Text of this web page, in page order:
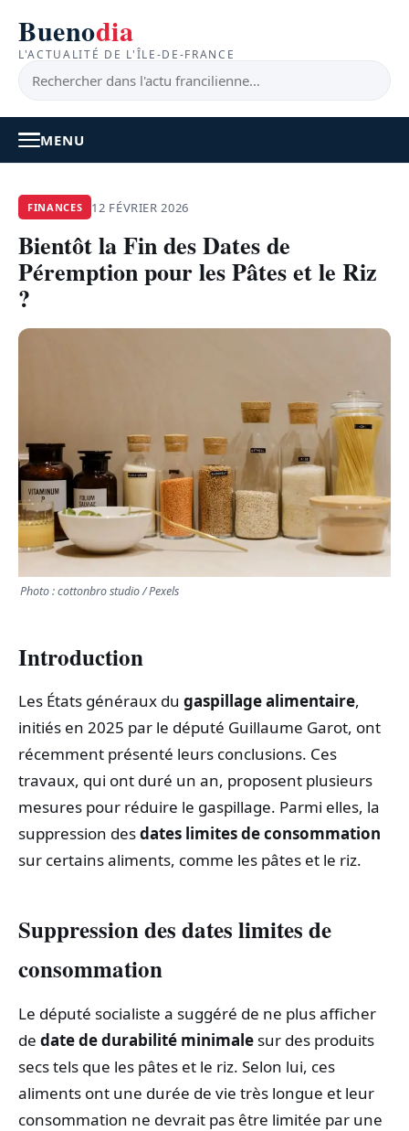
Buenodia
L'ACTUALITÉ DE L'ÎLE-DE-FRANCE
MENU
ACTUALITÉ
BONS PLANS
TRANSPORTS
ÉCONOMIE
POLITIQUE
SPORT
SCIENCES & TECH
FINANCES 12 FÉVRIER 2026
Bientôt la Fin des Dates de
Péremption pour les Pâtes et le Riz
?
Photo : cottonbro studio / Pexels
Introduction
Les États généraux du gaspillage alimentaire,
initiés en 2025 par le député Guillaume Garot, ont
récemment présenté leurs conclusions. Ces
travaux, qui ont duré un an, proposent plusieurs
mesures pour réduire le gaspillage. Parmi elles, la
suppression desdates limites de consommation
sur certains aliments, comme les pâtes et le riz.
Suppression des dates limites de
consommation
Le député socialiste a suggéré de ne plus afficher
de date de durabilité minimale sur des produits
secs tels que les pâtes et le riz. Selon lui, ces
aliments ont une durée de vie très longue et leur
consommation ne devrait pas être limitée par une